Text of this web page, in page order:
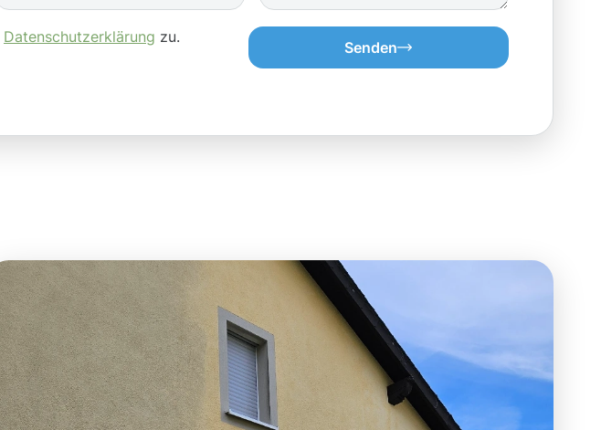
Datenschutzerklärung zu.
Senden